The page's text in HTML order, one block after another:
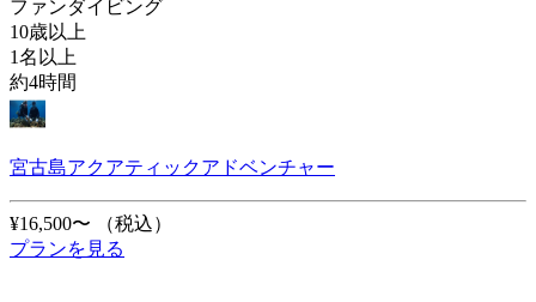
ファンダイビング
10歳以上
1名以上
約4時間
宮古島アクアティックアドベンチャー
¥16,500〜
（税込）
プランを見る